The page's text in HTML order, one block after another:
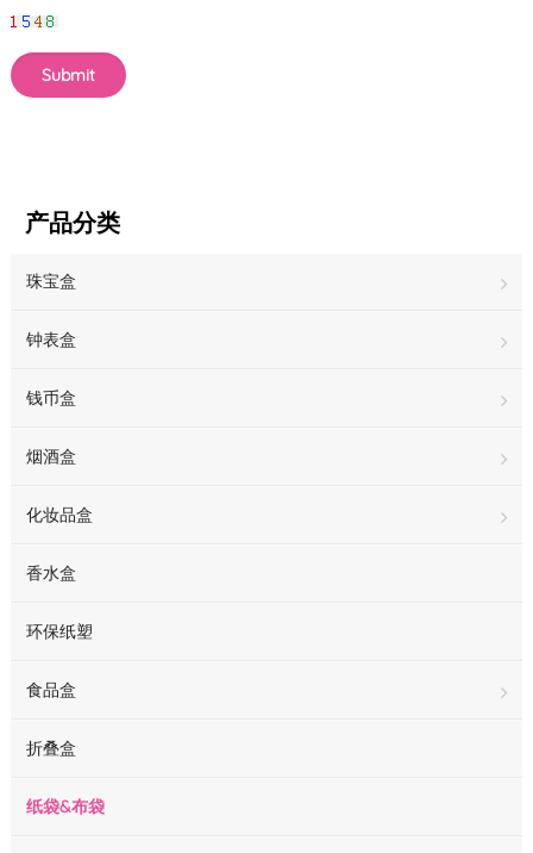
产品分类
珠宝盒
钟表盒
钱币盒
烟酒盒
化妆品盒
香水盒
环保纸塑
食品盒
折叠盒
纸袋&布袋